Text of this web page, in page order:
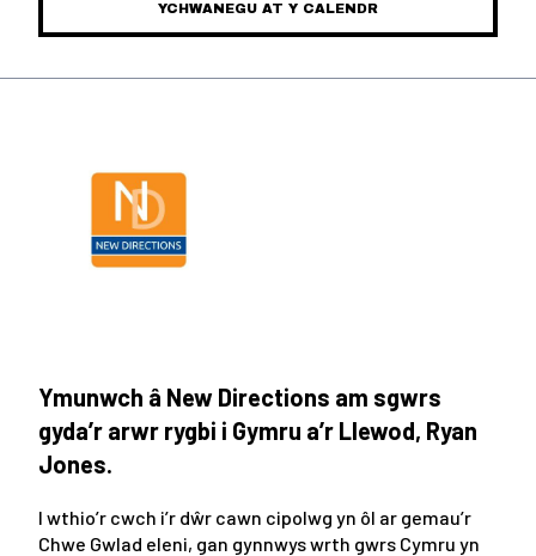
YCHWANEGU AT Y CALENDR
Ymunwch â New Directions am sgwrs
gyda’r arwr rygbi i Gymru a’r Llewod, Ryan
Jones.
I wthio’r cwch i’r dŵr cawn cipolwg yn ôl ar gemau’r
Chwe Gwlad eleni, gan gynnwys wrth gwrs Cymru yn